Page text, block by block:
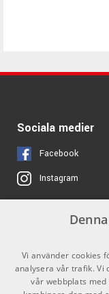
Sociala medier
Facebook
Instagram
X
Youtube
TikTok
Vi använder cookies
analysera vår trafik. Vi
vår webbplats